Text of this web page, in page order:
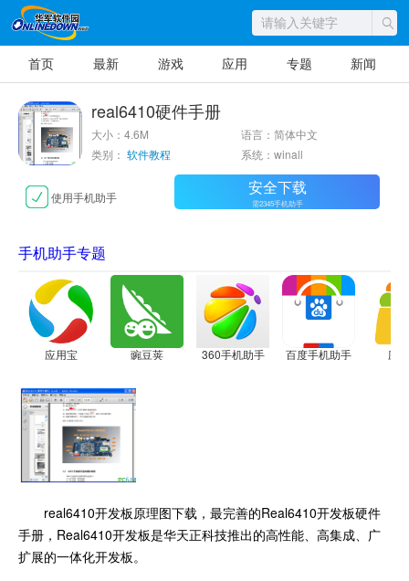
首页 最新 游戏 应用 专题 新闻
real6410硬件手册
大小：4.6M
语言：简体中文
类别： 软件教程 系统：winall
使用手机助手 安全下载
需2345手机助手
手机助手专题
应用宝 豌豆荚 360手机助手 百度手机助手 应
real6410开发板原理图下载，最完善的Real6410开发板硬件
手册，Real6410开发板是华天正科技推出的高性能、高集成、广
扩展的一体化开发板。